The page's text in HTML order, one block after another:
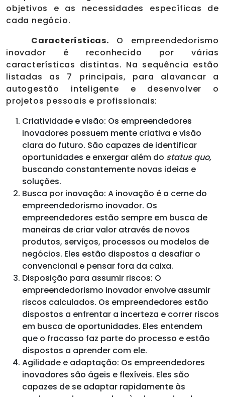
objetivos e as necessidades específicas de
cada negócio.
Características. O empreendedorismo
inovador é reconhecido por várias
características distintas. Na sequência estão
listadas as 7 principais, para alavancar a
autogestão inteligente e desenvolver o
projetos pessoais e profissionais:
Criatividade e visão: Os empreendedores
inovadores possuem mente criativa e visão
clara do futuro. São capazes de identificar
oportunidades e enxergar além do status quo,
buscando constantemente novas ideias e
soluções.
Busca por inovação: A inovação é o cerne do
empreendedorismo inovador. Os
empreendedores estão sempre em busca de
maneiras de criar valor através de novos
produtos, serviços, processos ou modelos de
negócios. Eles estão dispostos a desafiar o
convencional e pensar fora da caixa.
Disposição para assumir riscos: O
empreendedorismo inovador envolve assumir
riscos calculados. Os empreendedores estão
dispostos a enfrentar a incerteza e correr riscos
em busca de oportunidades. Eles entendem
que o fracasso faz parte do processo e estão
dispostos a aprender com ele.
Agilidade e adaptação: Os empreendedores
inovadores são ágeis e flexíveis. Eles são
capazes de se adaptar rapidamente às